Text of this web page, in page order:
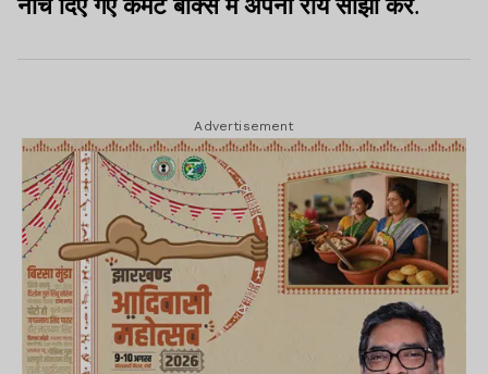
नीचे दिए गए कमेंट बॉक्स में अपनी राय साझा करें.
Advertisement